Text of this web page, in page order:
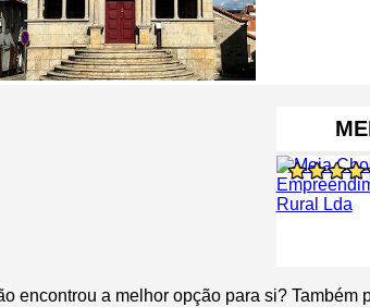
encontrou a melhor opção para si? Também